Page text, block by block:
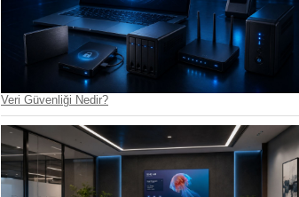
Veri Güvenliği Nedir?